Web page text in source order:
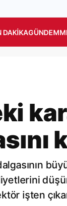
DAKIKAGÜNDEM
işten